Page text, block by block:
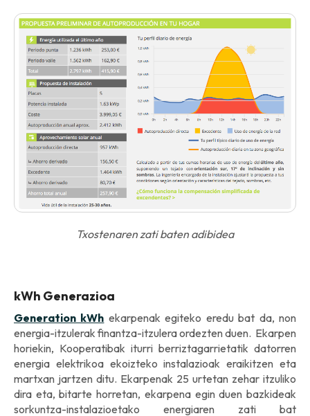
Txostenaren zati baten adibidea
kWh Generazioa
Generation kWh ekarpenak egiteko eredu bat da, non
energia-itzulerak finantza-itzulera ordezten duen. Ekarpen
horiekin, Kooperatibak iturri berriztagarrietatik datorren
energia elektrikoa ekoizteko instalazioak eraikitzen eta
martxan jartzen ditu. Ekarpenak 25 urtetan zehar itzuliko
dira eta, bitarte horretan, ekarpena egin duen bazkideak
sorkuntza-instalazioetako energiaren zati bat